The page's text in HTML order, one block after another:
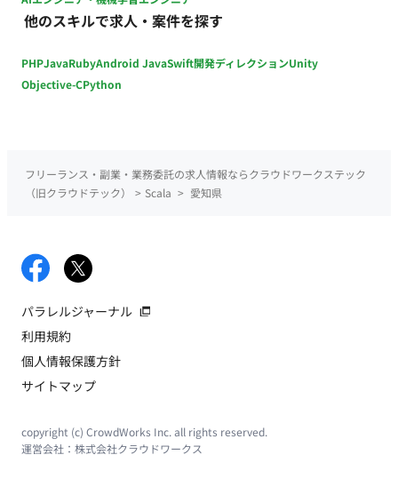
他のスキルで求人・案件を探す
PHPJavaRubyAndroid JavaSwift開発ディレクションUnity
Objective-CPython
フリーランス・副業・業務委託の求人情報ならクラウドワークステック
（旧クラウドテック）
> Scala > 愛知県
パラレルジャーナル
利用規約
個人情報保護方針
サイトマップ
copyright (c) CrowdWorks Inc. all rights reserved.
運営会社： 株式会社クラウドワークス